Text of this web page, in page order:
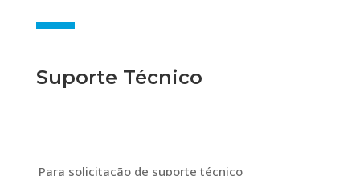
Suporte Técnico
Para solicitação de suporte técnico